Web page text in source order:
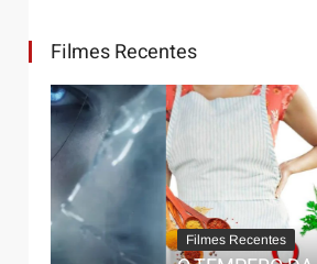
Filmes Recentes
Filmes Recentes